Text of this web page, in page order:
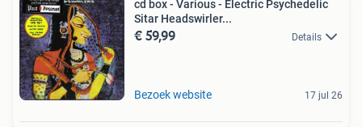
cd box - Various - Electric Psychedelic
Sitar Headswirler...
€ 59,99 Details
Bezoek website 17 jul 26